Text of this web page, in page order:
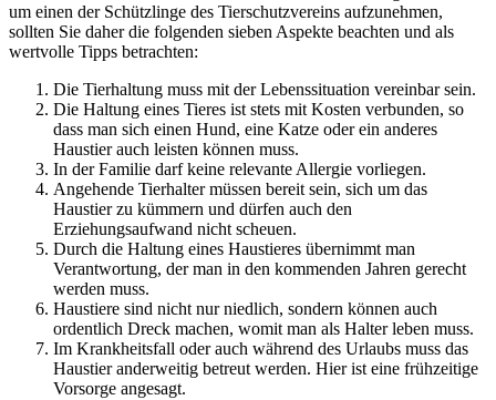
um einen der Schützlinge des Tierschutzvereins aufzunehmen,
sollten Sie daher die folgenden sieben Aspekte beachten und als
wertvolle Tipps betrachten:
Die Tierhaltung muss mit der Lebenssituation vereinbar sein.
Die Haltung eines Tieres ist stets mit Kosten verbunden, so
dass man sich einen Hund, eine Katze oder ein anderes
Haustier auch leisten können muss.
In der Familie darf keine relevante Allergie vorliegen.
Angehende Tierhalter müssen bereit sein, sich um das
Haustier zu kümmern und dürfen auch den
Erziehungsaufwand nicht scheuen.
Durch die Haltung eines Haustieres übernimmt man
Verantwortung, der man in den kommenden Jahren gerecht
werden muss.
Haustiere sind nicht nur niedlich, sondern können auch
ordentlich Dreck machen, womit man als Halter leben muss.
Im Krankheitsfall oder auch während des Urlaubs muss das
Haustier anderweitig betreut werden. Hier ist eine frühzeitige
Vorsorge angesagt.